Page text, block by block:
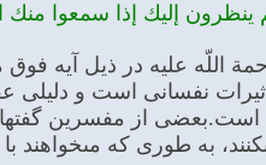
ينظرون إليك إذا سمعوا منك
اللّه علیه در ذیل آیه
نفسانی است و دلیلی
از مفسرين
به طورى كه مى‏خواهند با همان